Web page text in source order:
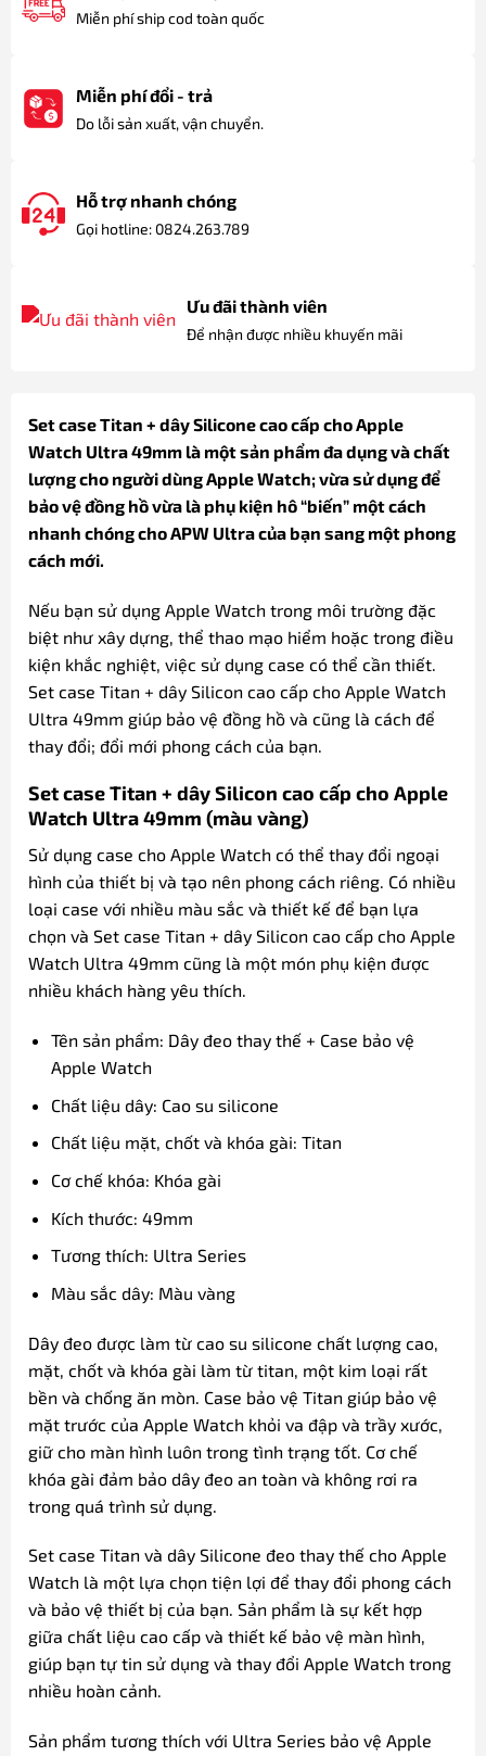
Miễn phí ship cod toàn quốc
Miễn phí đổi - trả
Do lỗi sản xuất, vận chuyển.
Hỗ trợ nhanh chóng
Gọi hotline: 0824.263.789
Ưu đãi thành viên
Để nhận được nhiều khuyến mãi
Set case Titan + dây Silicone cao cấp cho Apple
Watch Ultra 49mm là một sản phẩm đa dụng và chất
lượng cho người dùng Apple Watch; vừa sử dụng để
bảo vệ đồng hồ vừa là phụ kiện hô “biến” một cách
nhanh chóng cho APW Ultra của bạn sang một phong
cách mới.
Nếu bạn sử dụng Apple Watch trong môi trường đặc
biệt như xây dựng, thể thao mạo hiểm hoặc trong điều
kiện khắc nghiệt, việc sử dụng case có thể cần thiết.
Set case Titan + dây Silicon cao cấp cho Apple Watch
Ultra 49mm giúp bảo vệ đồng hồ và cũng là cách để
thay đổi; đổi mới phong cách của bạn.
Set case Titan + dây Silicon cao cấp cho Apple
Watch Ultra 49mm (màu vàng)
Sử dụng case cho Apple Watch có thể thay đổi ngoại
hình của thiết bị và tạo nên phong cách riêng. Có nhiều
loại case với nhiều màu sắc và thiết kế để bạn lựa
chọn và Set case Titan + dây Silicon cao cấp cho Apple
Watch Ultra 49mm cũng là một món phụ kiện được
nhiều khách hàng yêu thích.
Tên sản phẩm: Dây đeo thay thế + Case bảo vệ
Apple Watch
Chất liệu dây: Cao su silicone
Chất liệu mặt, chốt và khóa gài: Titan
Cơ chế khóa: Khóa gài
Kích thước: 49mm
Tương thích: Ultra Series
Màu sắc dây: Màu vàng
Dây đeo được làm từ cao su silicone chất lượng cao,
mặt, chốt và khóa gài làm từ titan, một kim loại rất
bền và chống ăn mòn. Case bảo vệ Titan giúp bảo vệ
mặt trước của Apple Watch khỏi va đập và trầy xước,
giữ cho màn hình luôn trong tình trạng tốt. Cơ chế
khóa gài đảm bảo dây đeo an toàn và không rơi ra
trong quá trình sử dụng.
Set case Titan và dây Silicone đeo thay thế cho Apple
Watch là một lựa chọn tiện lợi để thay đổi phong cách
và bảo vệ thiết bị của bạn. Sản phẩm là sự kết hợp
giữa chất liệu cao cấp và thiết kế bảo vệ màn hình,
giúp bạn tự tin sử dụng và thay đổi Apple Watch trong
nhiều hoàn cảnh.
Sản phẩm tương thích với Ultra Series bảo vệ Apple